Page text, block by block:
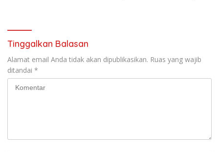
Tinggalkan Balasan
Alamat email Anda tidak akan dipublikasikan. Ruas yang wajib
ditandai *